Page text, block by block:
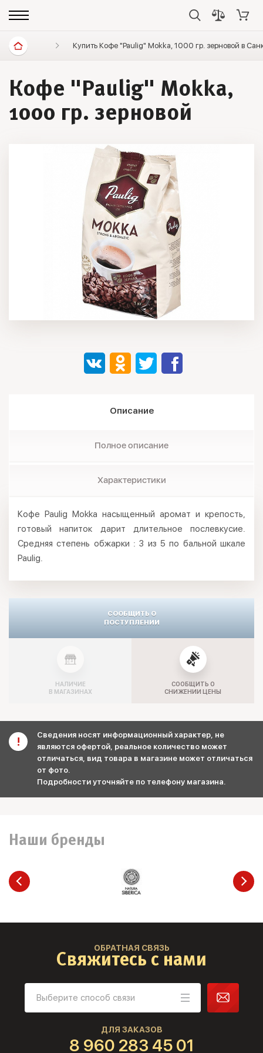
Диетические продукты Кофе Paulig
Купить Кофе "Paulig" Mokka, 1000 гр. зерновой в
Кофе "Paulig" Mokka,
1000 гр. зерновой
Описание
Полное описание
Характеристики
Кофе Paulig Mokka насыщенный аромат и крепость,
готовый напиток дарит длительное послевкусие.
Средняя степень обжарки : 3 из 5 по бальной шкале
Paulig.
СООБЩИТЬ О
ПОСТУПЛЕНИИ
НАЛИЧИЕ
В МАГАЗИНАХ
СООБЩИТЬ О
СНИЖЕНИИ ЦЕНЫ
Сведения носят информационный характер, не
являются офертой, реальное количество может
отличаться, вид товара в магазине может отличаться
от фото.
Подробности уточняйте по телефону магазина.
Наши бренды
ОБРАТНАЯ СВЯЗЬ
Свяжитесь с нами
ДЛЯ ЗАКАЗОВ
8 960 283 45 01